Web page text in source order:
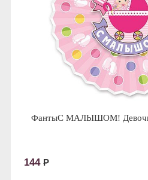
ФантыС МАЛЫШОМ!
144 Р